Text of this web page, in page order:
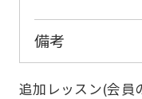
備考
追加レッスン(会